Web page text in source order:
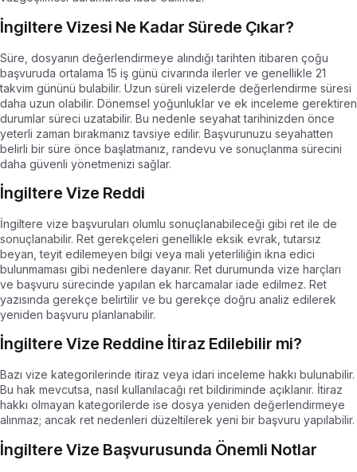
İngiltere Vizesi Ne Kadar Sürede Çıkar?
Süre, dosyanın değerlendirmeye alındığı tarihten itibaren çoğu
başvuruda ortalama 15 iş günü civarında ilerler ve genellikle 21
takvim gününü bulabilir. Uzun süreli vizelerde değerlendirme süresi
daha uzun olabilir. Dönemsel yoğunluklar ve ek inceleme gerektiren
durumlar süreci uzatabilir. Bu nedenle seyahat tarihinizden önce
yeterli zaman bırakmanız tavsiye edilir. Başvurunuzu seyahatten
belirli bir süre önce başlatmanız, randevu ve sonuçlanma sürecini
daha güvenli yönetmenizi sağlar.
İngiltere Vize Reddi
İngiltere vize başvuruları olumlu sonuçlanabileceği gibi ret ile de
sonuçlanabilir. Ret gerekçeleri genellikle eksik evrak, tutarsız
beyan, teyit edilemeyen bilgi veya mali yeterliliğin ikna edici
bulunmaması gibi nedenlere dayanır. Ret durumunda vize harçları
ve başvuru sürecinde yapılan ek harcamalar iade edilmez. Ret
yazısında gerekçe belirtilir ve bu gerekçe doğru analiz edilerek
yeniden başvuru planlanabilir.
İngiltere Vize Reddine İtiraz Edilebilir mi?
Bazı vize kategorilerinde itiraz veya idari inceleme hakkı bulunabilir.
Bu hak mevcutsa, nasıl kullanılacağı ret bildiriminde açıklanır. İtiraz
hakkı olmayan kategorilerde ise dosya yeniden değerlendirmeye
alınmaz; ancak ret nedenleri düzeltilerek yeni bir başvuru yapılabilir.
İngiltere Vize Başvurusunda Önemli Notlar